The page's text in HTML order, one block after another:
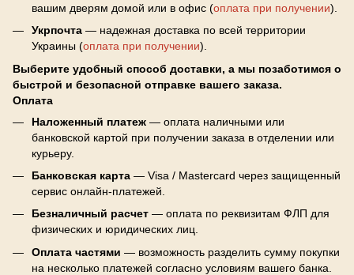
вашим дверям домой или в офис (оплата при получении).
Укрпочта — надежная доставка по всей территории
Украины (оплата при получении).
Выберите удобный способ доставки, а мы позаботимся о
быстрой и безопасной отправке вашего заказа.
Оплата
Наложенный платеж — оплата наличными или
банковской картой при получении заказа в отделении или
курьеру.
Банковская карта — Visa / Mastercard через защищенный
сервис онлайн-платежей.
Безналичный расчет — оплата по реквизитам ФЛП для
физических и юридических лиц.
Оплата частями — возможность разделить сумму покупки
на несколько платежей согласно условиям вашего банка.